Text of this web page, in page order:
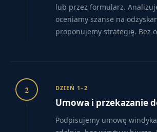
lub przez formularz.
oceniamy szanse na
proponujemy strategię. Bez
2 DZIEŃ 1–2
Umowa i przekazanie
Podpisujemy umowę